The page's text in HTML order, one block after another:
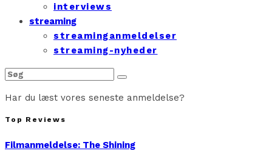
interviews
streaming
streaminganmeldelser
streaming-nyheder
Har du læst vores seneste anmeldelse?
Top Reviews
Filmanmeldelse: The Shining